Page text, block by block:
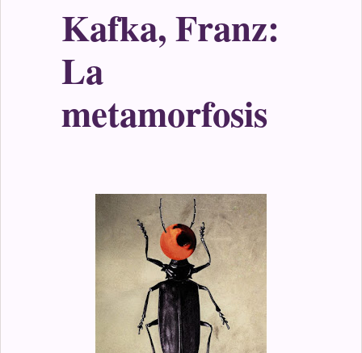
Kafka, Franz:
La
metamorfosis